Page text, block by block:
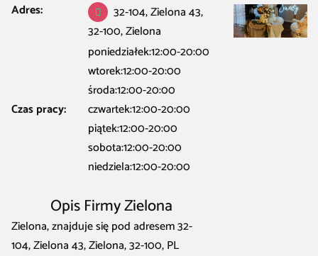
Adres:
32-104, Zielona 43,
32-100, Zielona
Czas pracy:
poniedziałek:12:00-20:00
wtorek:12:00-20:00
środa:12:00-20:00
czwartek:12:00-20:00
piątek:12:00-20:00
sobota:12:00-20:00
niedziela:12:00-20:00
Opis Firmy Zielona
Zielona, znajduje się pod adresem 32-
104, Zielona 43, Zielona, 32-100, PL